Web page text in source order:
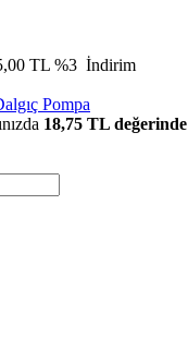
TL %3 İndirim
Pompa
18,75 TL değerinde